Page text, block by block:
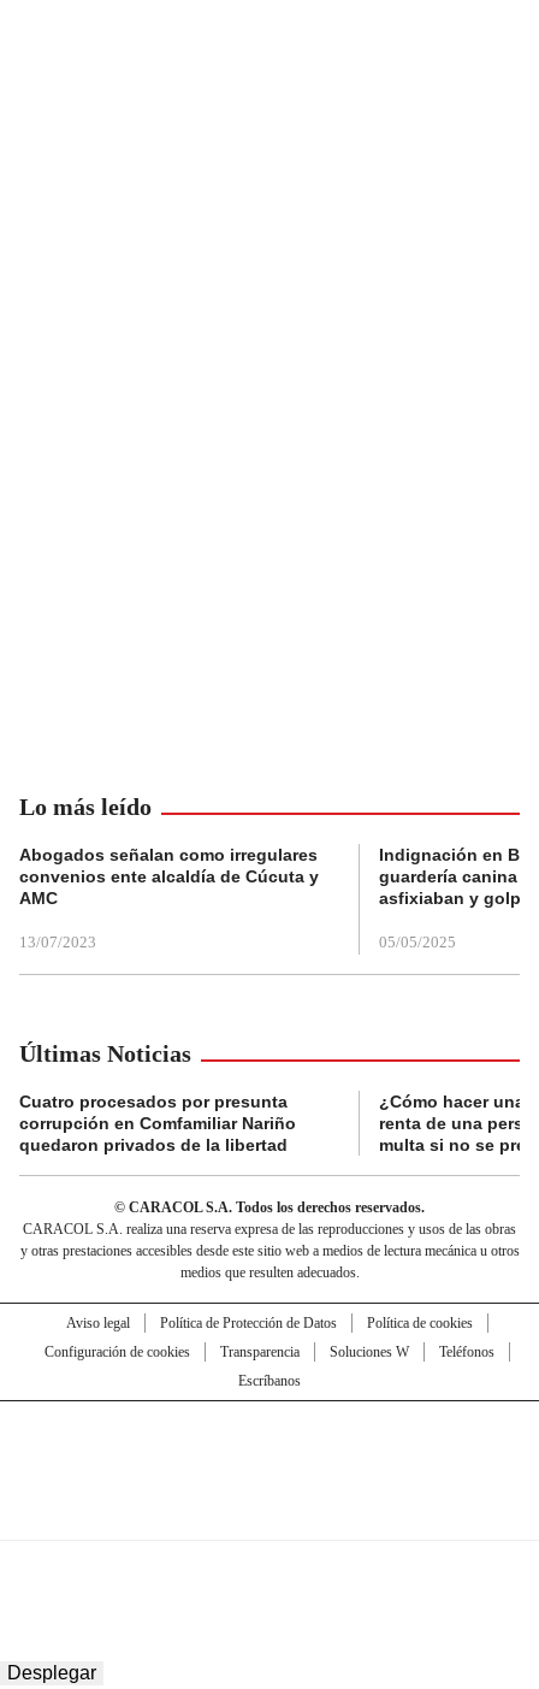
Lo más leído
Abogados señalan como irregulares
convenios ente alcaldía de Cúcuta y
AMC
13/07/2023
Indignación en
guardería canina
asfixiaban y
05/05/2025
Últimas Noticias
Cuatro procesados por presunta
corrupción en Comfamiliar Nariño
quedaron privados de la libertad
¿Cómo hacer una
renta de una
multa si no se
© CARACOL S.A. Todos los derechos reservados.
CARACOL S.A. realiza una reserva expresa de las reproducciones y usos de las obras
y otras prestaciones accesibles desde este sitio web a medios de lectura mecánica u otros
medios que resulten adecuados.
Aviso legal Política de Protección de Datos
Política de cookies
Configuración de cookies
Transparencia Soluciones W
Teléfonos
Escríbanos
Desplegar